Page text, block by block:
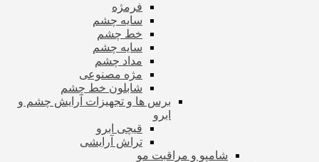
فرمژه
سایه چشم
خط چشم
سایه چشم
مداد چشم
مژه مصنوعی
شابلون خط چشم
برس ها و تجهیزات آرایش چشم و
ابرو
قیچی ابرو
تراش آرایشی
شامپو و مراقبت مو